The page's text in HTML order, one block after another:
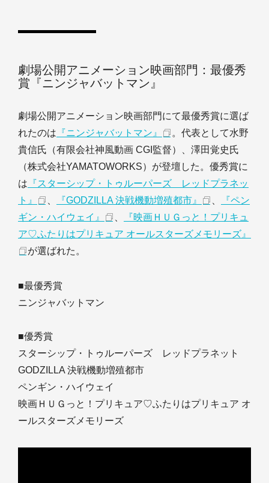
劇場公開アニメーション映画部門：最優秀
賞『ニンジャバットマン』
劇場公開アニメーション映画部門にて最優秀賞に選ば
れたのは 『ニンジャバットマン』
。代表として水野
貴信氏（有限会社神風動画 CGI監督）、澤田覚史氏
（株式会社YAMATOWORKS）が登壇した。優秀賞に
は 『スターシップ・トゥルーパーズ レッドプラネッ
ト』
『GODZILLA 決戦機動増殖都市』
『ペン
ギン・ハイウェイ』
『映画ＨＵＧっと！プリキュ
ア♡ふたりはプリキュア オールスターズメモリーズ』
が選ばれた。
■最優秀賞
ニンジャバットマン
■優秀賞
スターシップ・トゥルーパーズ レッドプラネット
GODZILLA 決戦機動増殖都市
ペンギン・ハイウェイ
映画ＨＵＧっと！プリキュア♡ふたりはプリキュア オ
ールスターズメモリーズ